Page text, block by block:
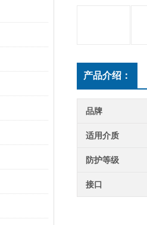
产品介绍：
品牌
适用介质
防护等级
接口